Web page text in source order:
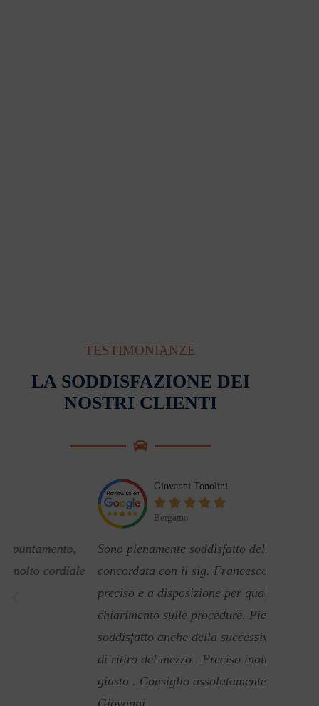
TESTIMONIANZE
LA SODDISFAZIONE DEI
NOSTRI CLIENTI
Giovanni Tonolini
   
Bergamo
Sono pienamente soddisfatto dell'operazione
concordata con il sig. Francesco. Puntuale
preciso e a disposizione per qualsiasi
chiarimento sulle procedure. Pienamente
soddisfatto anche della successiva operazione
di ritiro del mezzo . Preciso inoltre pagatomi il
giusto . Consiglio assolutamente. Saluti